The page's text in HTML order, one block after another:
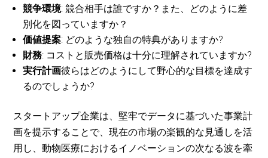
競争環境: 競合相手は誰ですか？また、どのように差
別化を図っていますか？
価値提案: どのような独自の特典がありますか?
財務: コストと販売価格は十分に理解されていますか?
実行計画彼らはどのようにして野心的な目標を達成す
るのでしょうか?
スタートアップ企業は、堅牢でデータに基づいた事業計
画を提示することで、現在の市場の楽観的な見通しを活
用し、動物医療におけるイノベーションの次なる波を牽